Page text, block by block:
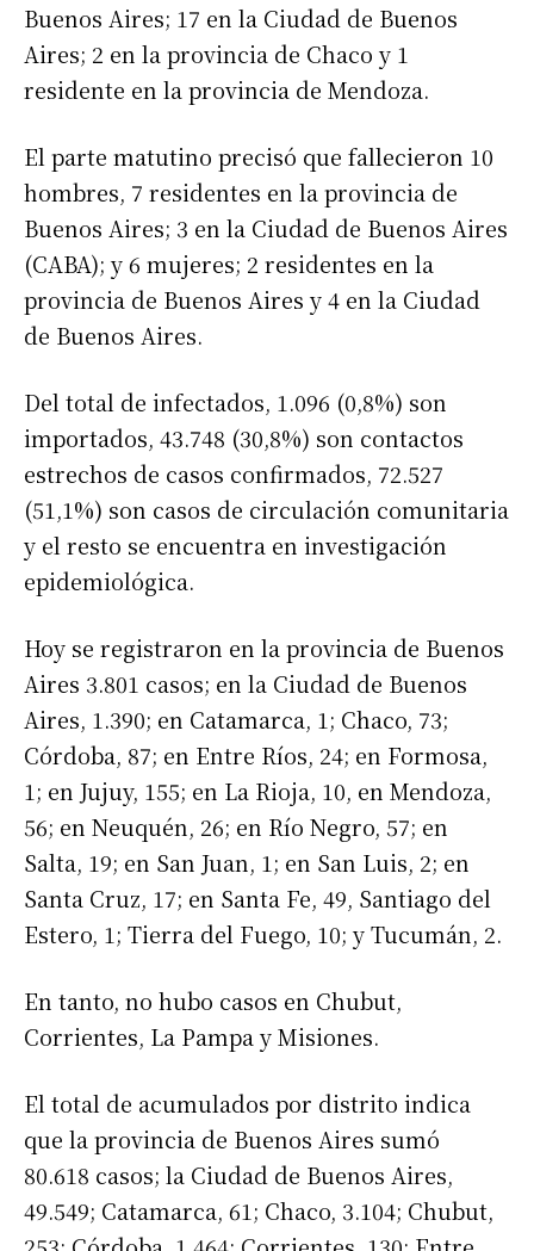
Buenos Aires; 17 en la Ciudad de Buenos
Aires; 2 en la provincia de Chaco y 1
residente en la provincia de Mendoza.
El parte matutino precisó que fallecieron 10
hombres, 7 residentes en la provincia de
Buenos Aires; 3 en la Ciudad de Buenos Aires
(CABA); y 6 mujeres; 2 residentes en la
provincia de Buenos Aires y 4 en la Ciudad
de Buenos Aires.
Del total de infectados, 1.096 (0,8%) son
importados, 43.748 (30,8%) son contactos
estrechos de casos confirmados, 72.527
(51,1%) son casos de circulación comunitaria
y el resto se encuentra en investigación
epidemiológica.
Hoy se registraron en la provincia de Buenos
Aires 3.801 casos; en la Ciudad de Buenos
Aires, 1.390; en Catamarca, 1; Chaco, 73;
Córdoba, 87; en Entre Ríos, 24; en Formosa,
1; en Jujuy, 155; en La Rioja, 10, en Mendoza,
56; en Neuquén, 26; en Río Negro, 57; en
Salta, 19; en San Juan, 1; en San Luis, 2; en
Santa Cruz, 17; en Santa Fe, 49, Santiago del
Estero, 1; Tierra del Fuego, 10; y Tucumán, 2.
En tanto, no hubo casos en Chubut,
Corrientes, La Pampa y Misiones.
El total de acumulados por distrito indica
que la provincia de Buenos Aires sumó
80.618 casos; la Ciudad de Buenos Aires,
49.549; Catamarca, 61; Chaco, 3.104; Chubut,